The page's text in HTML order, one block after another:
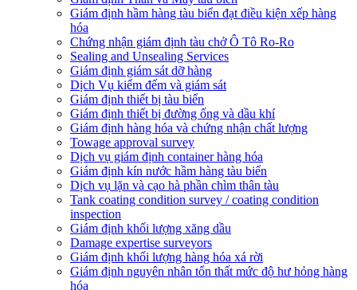
​Giám định hầm hàng tàu biển đạt điều kiện xếp hàng
hóa
Chứng nhận giám định tàu chở Ô Tô Ro-Ro
Sealing and Unsealing Services
Giám định giám sát dỡ hàng
Dịch Vụ kiểm đếm và giám sát
Giám định thiết bị tàu biển
Giám định thiết bị đường ống và dầu khí
Giám định hàng hóa và chứng nhận chất lượng
Towage approval survey
Dịch vụ giám định container hàng hóa
Giám định kín nước hầm hàng tàu biển
Dịch vụ lặn và cạo hà phần chìm thân tàu
Tank coating condition survey / coating condition
inspection
Giám định khối lượng xăng dầu
Damage expertise surveyors
Giám định khối lượng hàng hóa xá rời
Giám định nguyên nhân tổn thất mức độ hư hỏng hàng
hóa